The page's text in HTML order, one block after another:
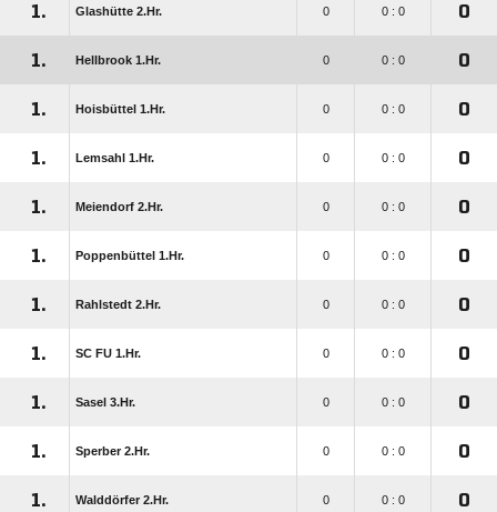
1. Glashütte 2.Hr. 0 0 : 0 0
1. Hellbrook 1.Hr. 0 0 : 0 0
1. Hoisbüttel 1.Hr. 0 0 : 0 0
1. Lemsahl 1.Hr. 0 0 : 0 0
1. Meiendorf 2.Hr. 0 0 : 0 0
1. Poppenbüttel 1.Hr. 0 0 : 0 0
1. Rahlstedt 2.Hr. 0 0 : 0 0
1. SC FU 1.Hr. 0 0 : 0 0
1. Sasel 3.Hr. 0 0 : 0 0
1. Sperber 2.Hr. 0 0 : 0 0
1. Walddörfer 2.Hr. 0 0 : 0 0